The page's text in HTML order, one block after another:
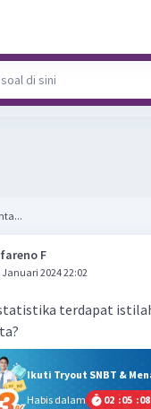
F
Januari 2024 22:02
terdapat
Ikuti Tryout SNBT &
Habis dalam
02 :05 :08